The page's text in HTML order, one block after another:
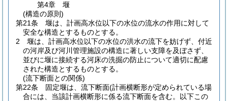
第4章
堰
(構造の原則)
第21条
堰は、計画高水位以下の水位の流水の作用に対して
安全な構造とするものとする。
2
堰は、計画高水位以下の水位の洪水の流下を妨げず、付近
の河岸及び河川管理施設の構造に著しい支障を及ぼさず、
並びに堰に接続する河床の洗掘の防止について適切に配慮
された構造とするものとする。
(流下断面との関係)
第22条
固定堰は、流下断面(計画横断形が定められている場
合には、当該計画横断形に係る流下断面を含む。以下この